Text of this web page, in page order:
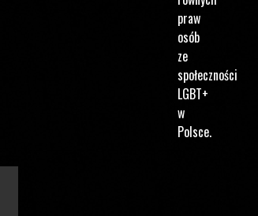
praw
osób
ze
społeczności
LGBT+
w
Polsce.